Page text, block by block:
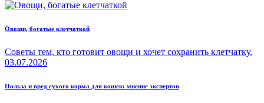
Овощи, богатые клетчаткой
Советы тем, кто готовит овощи и хочет сохранить клетчатку.
03.07.2026
Польза и вред сухого корма для кошек: мнение экспертов